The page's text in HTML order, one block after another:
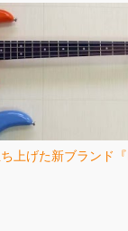
上げた新ブランド